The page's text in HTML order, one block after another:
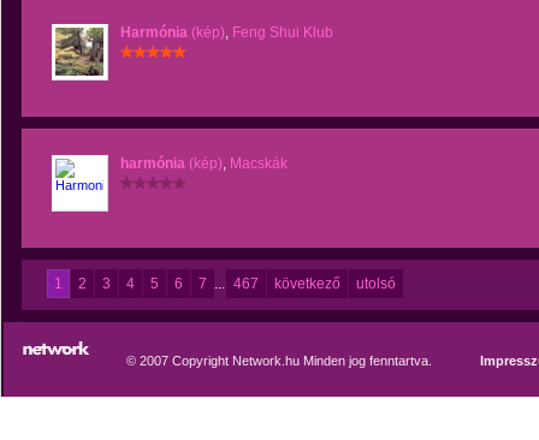
Harmónia (kép), Feng Shui Klub
harmónia (kép), Macskák
1 2 3 4 5 6 7 ... 467 következő utolsó
© 2007 Copyright Network.hu Minden jog fenntartva.